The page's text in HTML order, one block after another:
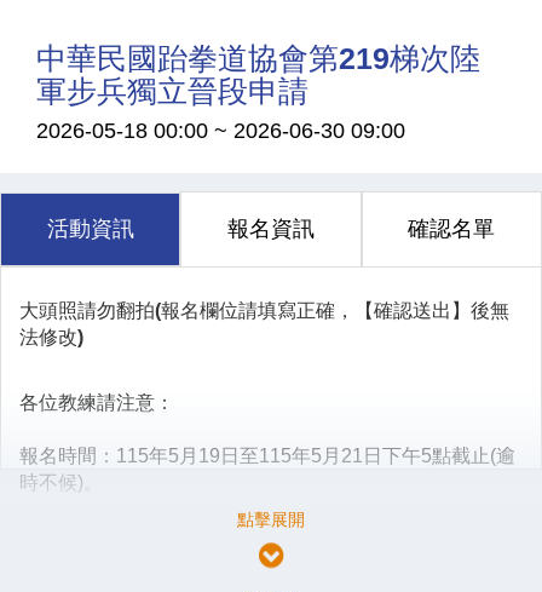
中華民國跆拳道協會第219梯次陸
軍步兵獨立晉段申請
2026-05-18 00:00 ~ 2026-06-30 09:00
活動資訊 報名資訊 確認名單
大頭照請勿翻拍(報名欄位請填寫正確，【確認送出】 後無
法修改)
各位教練請注意：
報名時間：115年5月19日至115年5月21日下午5點截止(逾
時不候)。